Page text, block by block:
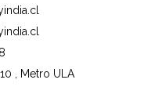
, Metro ULA